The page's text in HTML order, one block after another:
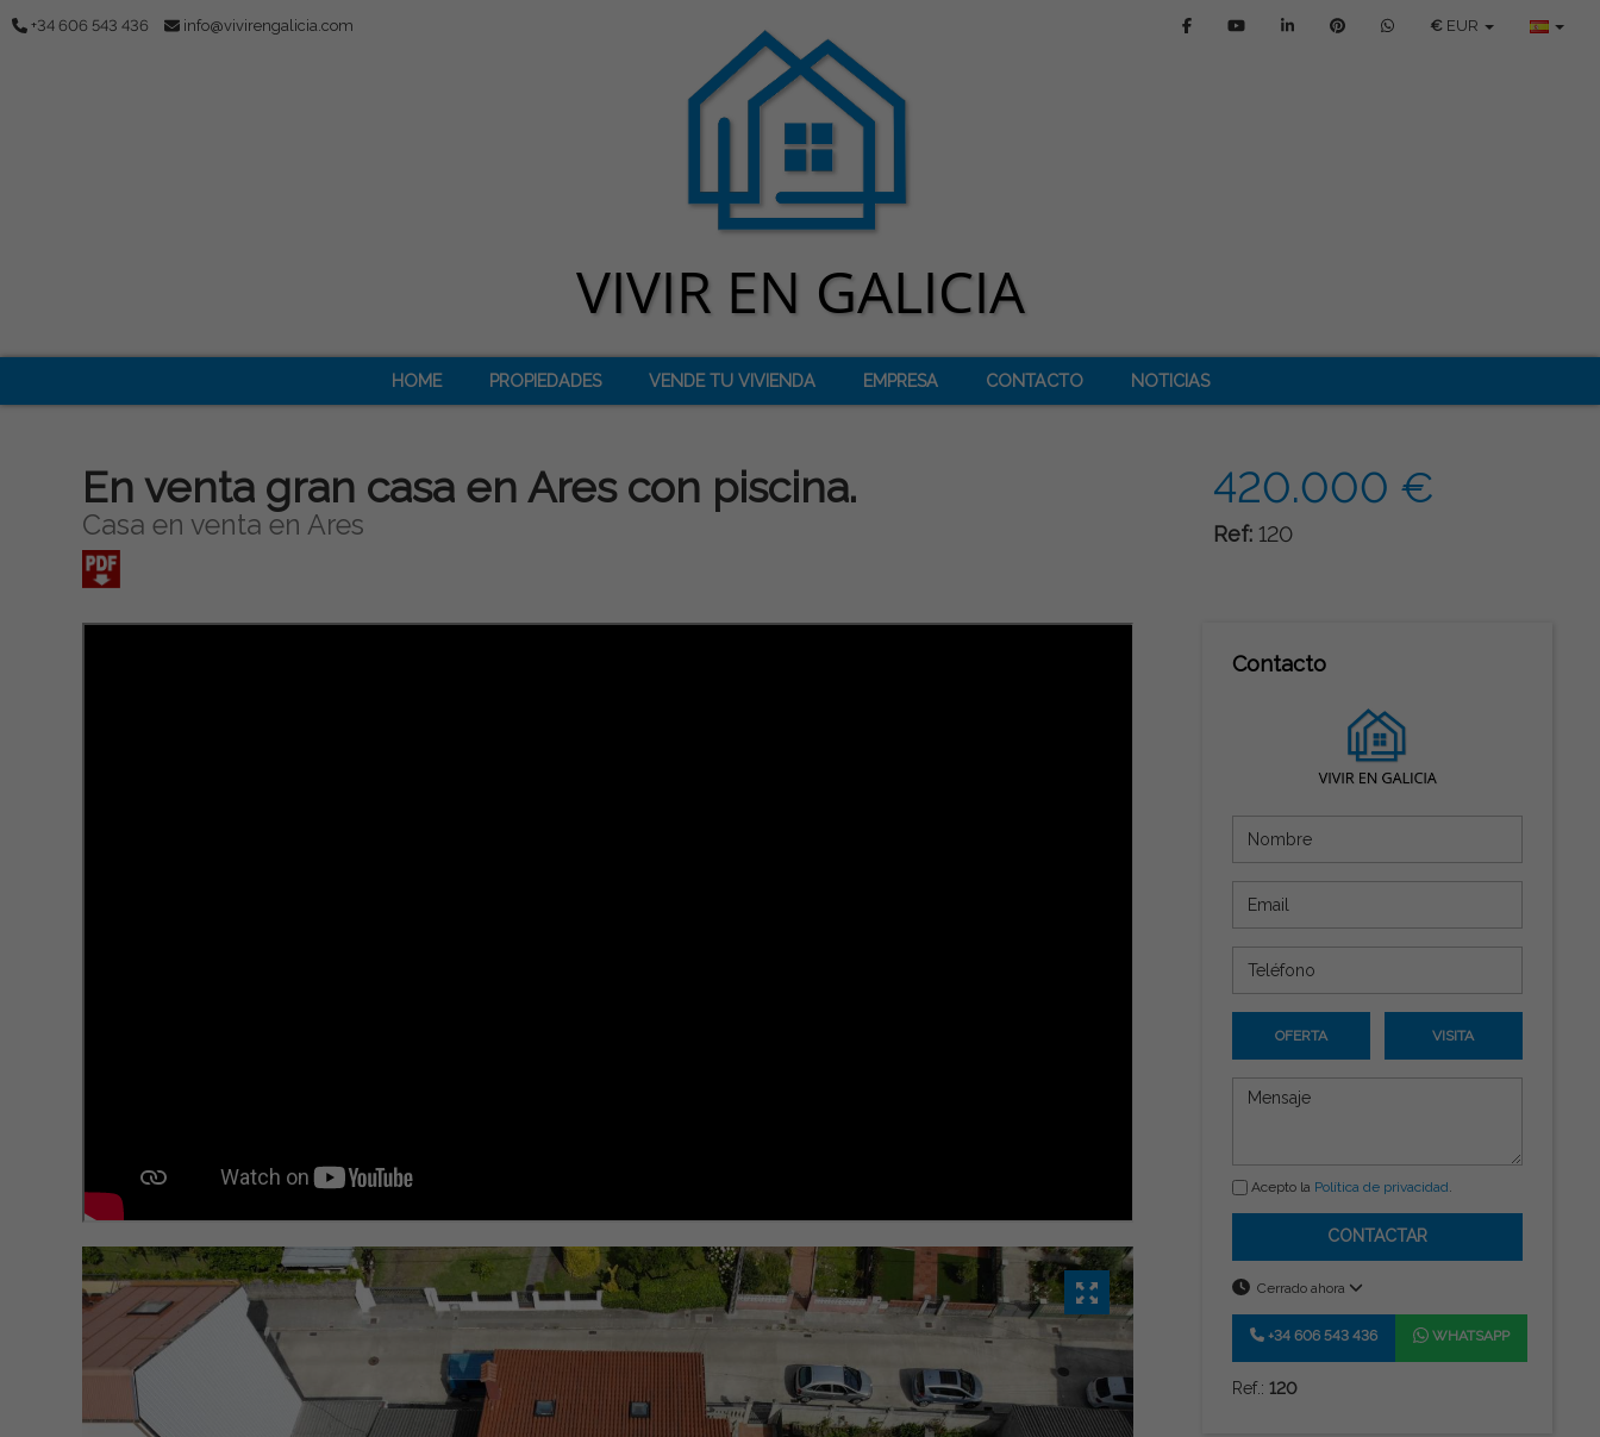
+34 606 543 436 info@vivirengalicia.com € EUR
HOME PROPIEDADES VENDE TU VIVIENDA EMPRESA CONTACTO NOTICIAS
En venta gran casa en Ares con piscina.
Casa en venta en Ares
420.000 €
Ref: 120
Contacto
OFERTA VISITA
Acepto la Política de privacidad
CONTACTAR
Cerrado ahora
+34 606 543 436 WHATSAPP
Ref.:120